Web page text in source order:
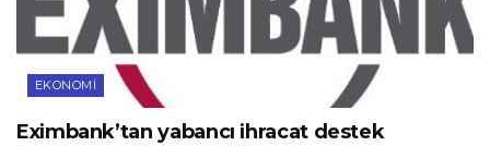
EKONOMI
Eximbank’tan yabancı ihracat destek